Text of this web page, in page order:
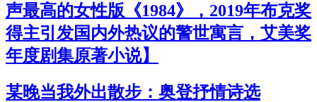
声最高的女性版《1984》，2019年布克奖
得主引发国内外热议的警世寓言，艾美奖
年度剧集原著小说】
某晚当我外出散步：奥登抒情诗选